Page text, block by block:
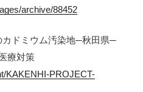
archive/88452
カドミウム汚染地─秋田県─
療対策
KAKENHI-PROJECT-